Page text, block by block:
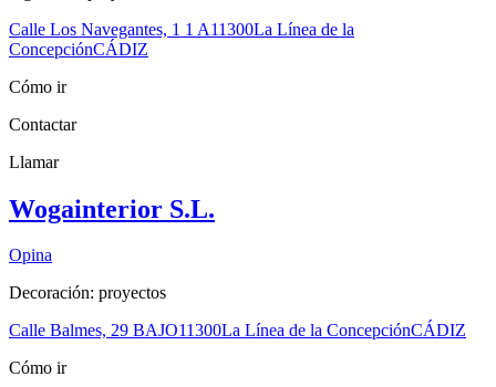
Calle Los Navegantes, 1 1 A11300La Línea de la
ConcepciónCÁDIZ
Cómo ir
Contactar
Llamar
Wogainterior S.L.
Opina
Decoración: proyectos
Calle Balmes, 29 BAJO11300La Línea de la ConcepciónCÁDIZ
Cómo ir